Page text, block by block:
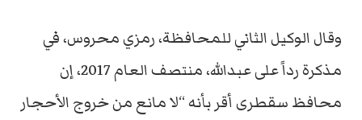
وقال الوكيل الثاني للمحافظة، رمزي محروس، في
مذكرة رداً على عبدالله، منتصف العام 2017، إن
محافظ سقطرى أقر بأنه “لا مانع من خروج الأحجار